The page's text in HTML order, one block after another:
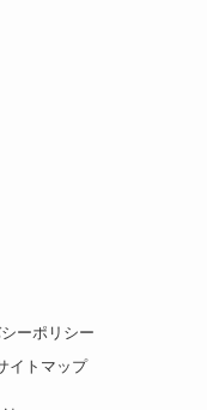
ーポリシー
イトマップ